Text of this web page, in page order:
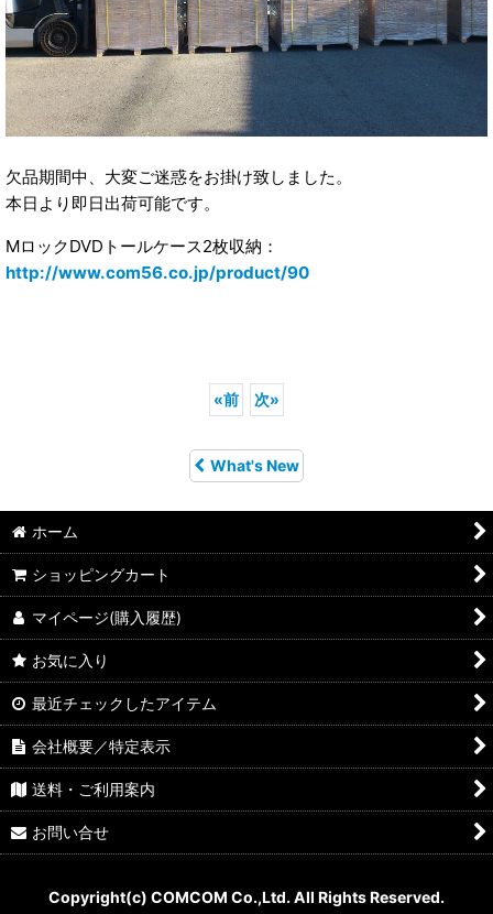
欠品期間中、大変ご迷惑をお掛け致しました。
本日より即日出荷可能です。
MロックDVDトールケース2枚収納：
http://www.com56.co.jp/product/90
«前 次»
What's New
ホーム
ショッピングカート
マイページ(購入履歴)
お気に入り
最近チェックしたアイテム
会社概要／特定表示
送料・ご利用案内
お問い合せ
Copyright(c) COMCOM Co.,Ltd. All Rights Reserved.